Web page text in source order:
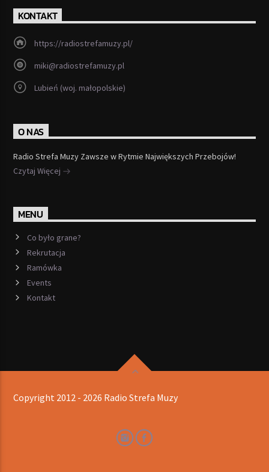
KONTAKT
https://radiostrefamuzy.pl/
miki@radiostrefamuzy.pl
Lubień (woj. małopolskie)
O NAS
Radio Strefa Muzy Zawsze w Rytmie Największych Przebojów!
Czytaj Więcej
MENU
Co było grane?
Rekrutacja
Ramówka
Events
Kontakt
Copyright 2012 - 2026 Radio Strefa Muzy